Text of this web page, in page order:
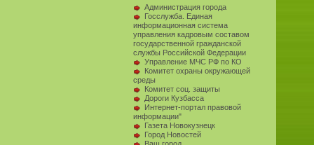
Администрация города
Госслужба. Единая
информационная система
управления кадровым составом
государственной гражданской
службы Российской Федерации
Управление МЧС РФ по КО
Комитет охраны окружающей
среды
Комитет соц. защиты
Дороги Кузбасса
Интернет-портал правовой
информации"
Газета Новокузнецк
Город Новостей